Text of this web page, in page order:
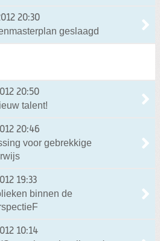
20:30
geslaagd
20:50
talent!
20:46
voor gebrekkige
19:33
binnen de
10:14